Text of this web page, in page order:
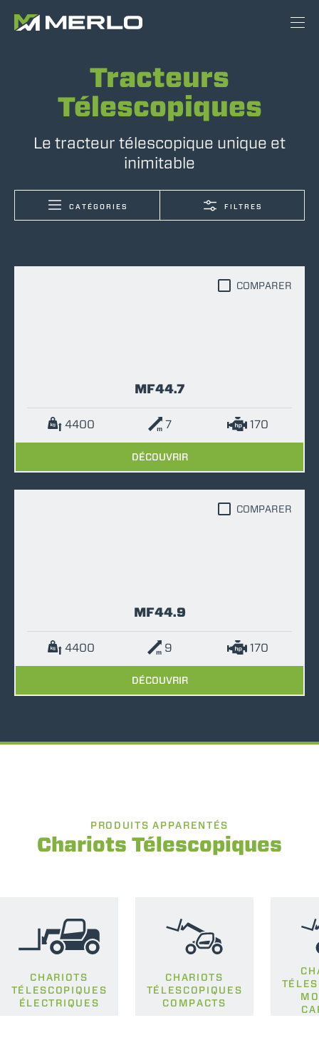
Tracteurs
Télescopiques
Le tracteur télescopique unique et
inimitable
CATÉGORIES FILTRES
MF44.7
4400 7 170
DÉCOUVRIR
COMPARER
MF44.9
4400 9 170
DÉCOUVRIR
COMPARER
PRODUITS APPARENTÉS
Chariots Télescopiques
CHARIOTS
TÉLESCOPIQUES
ÉLECTRIQUES
CHARIOTS
TÉLESCOPIQUES
COMPACTS